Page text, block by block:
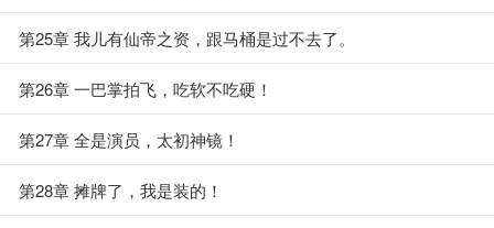
第25章 我儿有仙帝之资，跟马桶是过不去了。
第26章 一巴掌拍飞，吃软不吃硬！
第27章 全是演员，太初神镜！
第28章 摊牌了，我是装的！